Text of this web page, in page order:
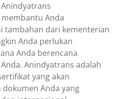
Anda
tambahan dari kementerian
Anda perlukan
Anda berencana
Anindyatrans adalah
yang akan
Anda yang